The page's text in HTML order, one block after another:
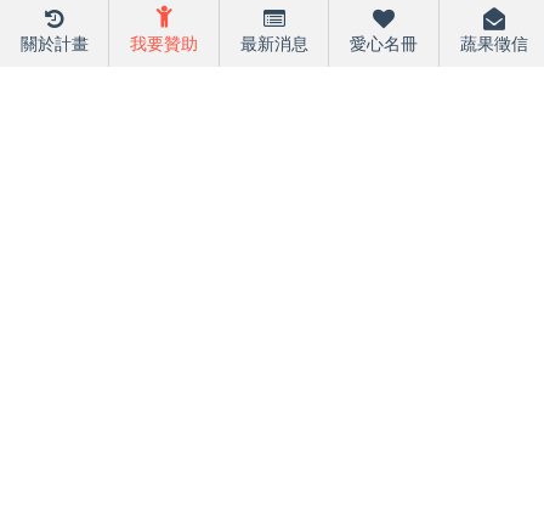
關於計畫 我要贊助 最新消息 愛心名冊 蔬果徵信